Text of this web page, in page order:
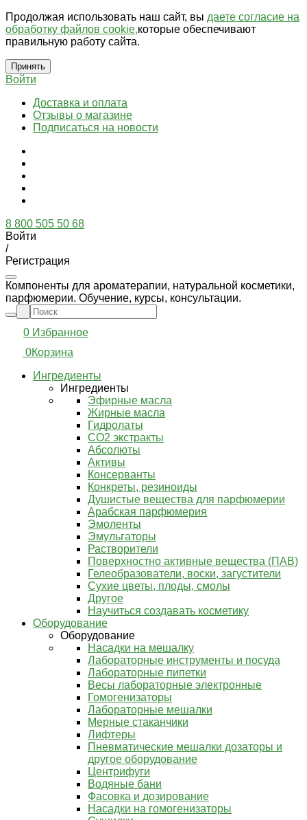
Продолжая использовать наш сайт, вы даете согласие на
обработку файлов cookie,которые обеспечивают
правильную работу сайта.
Принять
Войти
Доставка и оплата
Отзывы о магазине
Подписаться на новости
8 800 505 50 68
Войти
/
Регистрация
Компоненты для ароматерапии, натуральной косметики,
парфюмерии. Обучение, курсы, консультации.
0 Избранное
0Корзина
Ингредиенты
Ингредиенты
Эфирные масла
Жирные масла
Гидролаты
СО2 экстракты
Абсолюты
Активы
Консерванты
Конкреты, резиноиды
Душистые вещества для парфюмерии
Арабская парфюмерия
Эмоленты
Эмульгаторы
Растворители
Поверхностно активные вещества (ПАВ)
Гелеобразователи, воски, загустители
Сухие цветы, плоды, смолы
Другое
Научиться создавать косметику
Оборудование
Оборудование
Насадки на мешалку
Лабораторные инструменты и посуда
Лабораторные пипетки
Весы лабораторные электронные
Гомогенизаторы
Лабораторные мешалки
Мерные стаканчики
Лифтеры
Пневматические мешалки дозаторы и
другое оборудование
Центрифуги
Водяные бани
Фасовка и дозирование
Насадки на гомогенизаторы